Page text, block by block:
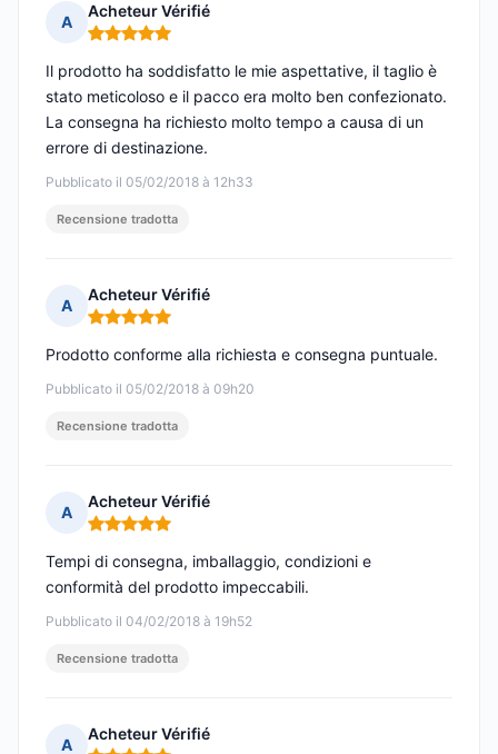
A
Acheteur Vérifié
Nota: 5 su 5
Pubblicato il 05/02/2018 à 12h33
Il prodotto ha soddisfatto le mie aspettative, il taglio è
stato meticoloso e il pacco era molto ben confezionato.
La consegna ha richiesto molto tempo a causa di un
errore di destinazione.
Recensione tradotta
A
Acheteur Vérifié
Nota: 5 su 5
Pubblicato il 05/02/2018 à 09h20
Prodotto conforme alla richiesta e consegna puntuale.
Recensione tradotta
A
Acheteur Vérifié
Nota: 5 su 5
Pubblicato il 04/02/2018 à 19h52
Tempi di consegna, imballaggio, condizioni e
conformità del prodotto impeccabili.
Recensione tradotta
A
Acheteur Vérifié